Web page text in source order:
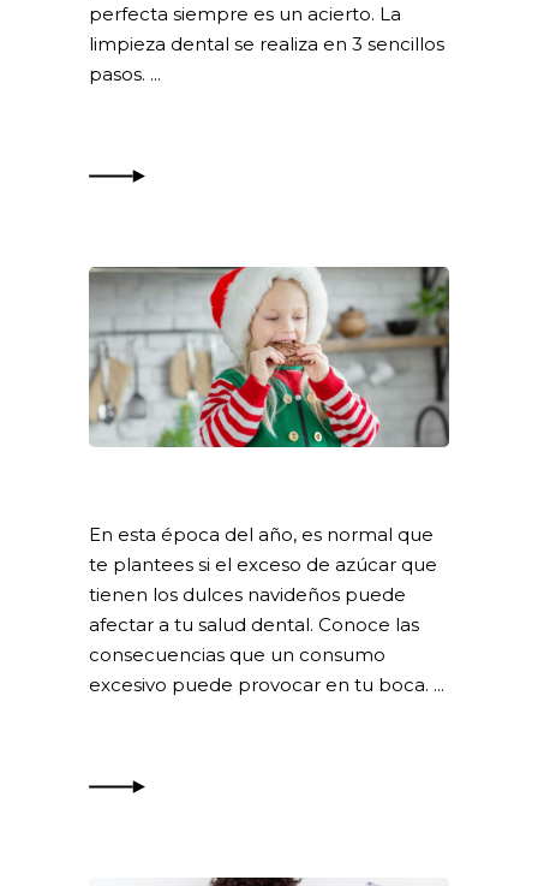
perfecta siempre es un acierto. La
limpieza dental se realiza en 3 sencillos
pasos.
En esta época del año, es normal que
te plantees si el exceso de azúcar que
tienen los dulces navideños puede
afectar a tu salud dental. Conoce las
consecuencias que un consumo
excesivo puede provocar en tu boca.